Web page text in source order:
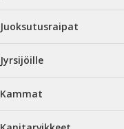
Juoksutusraipat
Jyrsijöille
Kammat